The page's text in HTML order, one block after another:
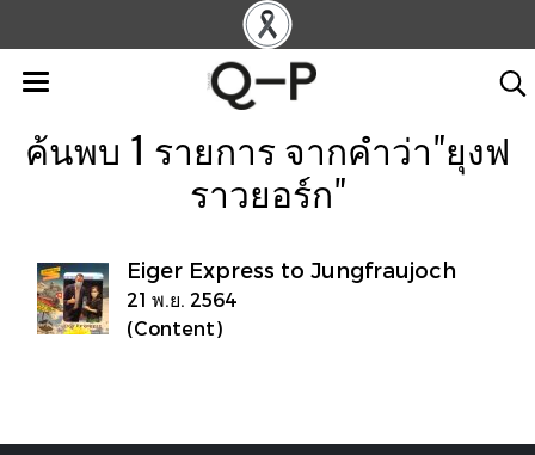
ค้นพบ 1 รายการ จากคำว่า"ยุงฟ
ราวยอร์ก"
Eiger Express to Jungfraujoch
21 พ.ย. 2564
(Content)